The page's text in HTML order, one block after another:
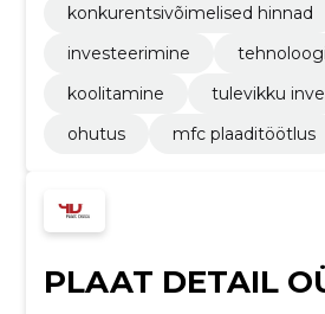
konkurentsivõimelised hinnad
investeerimine
koolitamine
tulevikku
ohutus
mfc plaaditöötlus
PLAAT DETAIL